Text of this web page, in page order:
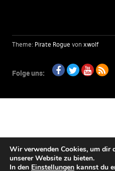
Theme: Pirate Rogue von xwolf
Folge uns:
Wir verwenden Cookies, um dir
unserer Website zu bieten.
In den Einstellungen kannst du